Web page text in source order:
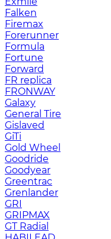
Falken
Firemax
Forerunner
Formula
Fortune
Forward
FR replica
FRONWAY
Galaxy
General Tire
Gislaved
GiTi
Gold Wheel
Goodride
Goodyear
Greentrac
Grenlander
GRI
GRIPMAX
GT Radial